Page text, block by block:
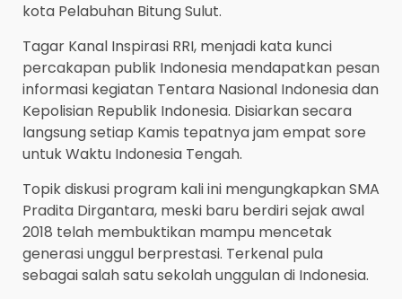
kota Pelabuhan Bitung Sulut.
Tagar Kanal Inspirasi RRI, menjadi kata kunci
percakapan publik Indonesia mendapatkan pesan
informasi kegiatan Tentara Nasional Indonesia dan
Kepolisian Republik Indonesia. Disiarkan secara
langsung setiap Kamis tepatnya jam empat sore
untuk Waktu Indonesia Tengah.
Topik diskusi program kali ini mengungkapkan SMA
Pradita Dirgantara, meski baru berdiri sejak awal
2018 telah membuktikan mampu mencetak
generasi unggul berprestasi. Terkenal pula
sebagai salah satu sekolah unggulan di Indonesia.